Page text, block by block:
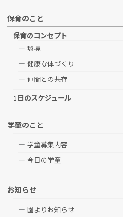
保育のこと
保育のコンセプト
環境
健康な体づくり
仲間との共存
1日のスケジュール
学童のこと
学童募集内容
今日の学童
お知らせ
園よりお知らせ